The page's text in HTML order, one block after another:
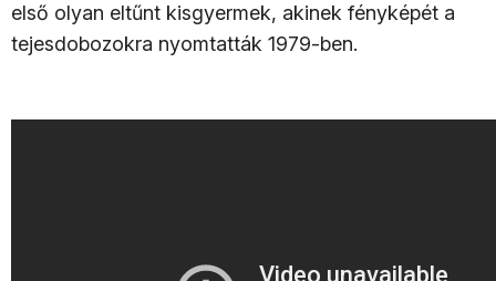
első olyan eltűnt kisgyermek, akinek fényképét a
tejesdobozokra nyomtatták 1979-ben.